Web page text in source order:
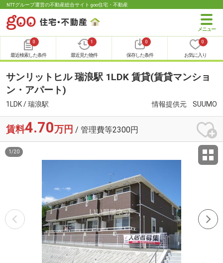
NTTグループ運営の不動産総合サイト goo住宅・不動産
0
最近検索した条件
1
最近見た物件
0
保存した条件
0
お気に入り
サンリットヒル 瑞浪駅 1LDK 賃貸(賃貸マンショ
ン・アパート)
1LDK / 瑞浪駅 情報提供元 SUUMO
賃料4.70万円 / 管理費等2300円
1 /20